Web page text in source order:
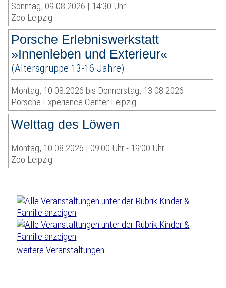
Sonntag, 09.08.2026 | 14:30 Uhr
Zoo Leipzig
Porsche Erlebniswerkstatt
»Innenleben und Exterieur«
(Altersgruppe 13-16 Jahre)
Montag, 10.08.2026 bis Donnerstag, 13.08.2026
Porsche Experience Center Leipzig
Welttag des Löwen
Montag, 10.08.2026 | 09:00 Uhr - 19:00 Uhr
Zoo Leipzig
weitere Veranstaltungen